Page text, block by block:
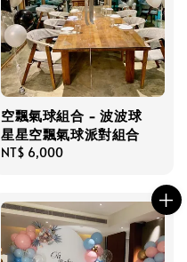
空飄氣球組合 - 波波球
星星空飄氣球派對組合
Regular
NT$ 6,000